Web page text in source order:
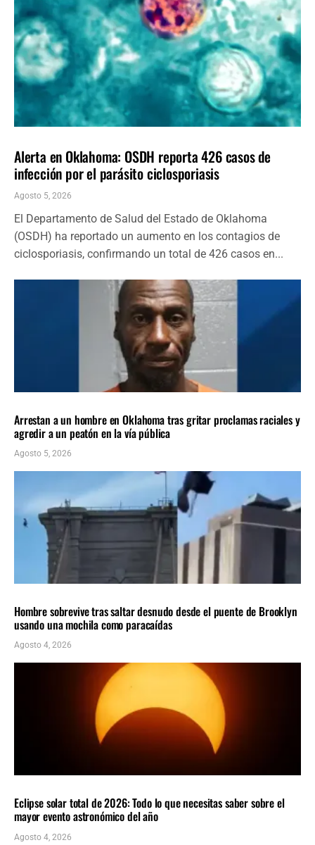
Alerta en Oklahoma: OSDH reporta 426 casos de
infección por el parásito ciclosporiasis
Agosto 5, 2026
El Departamento de Salud del Estado de Oklahoma
(OSDH) ha reportado un aumento en los contagios de
ciclosporiasis, confirmando un total de 426 casos en...
Arrestan a un hombre en Oklahoma tras gritar proclamas raciales y
agredir a un peatón en la vía pública
Agosto 5, 2026
Hombre sobrevive tras saltar desnudo desde el puente de Brooklyn
usando una mochila como paracaídas
Agosto 4, 2026
Eclipse solar total de 2026: Todo lo que necesitas saber sobre el
mayor evento astronómico del año
Agosto 4, 2026